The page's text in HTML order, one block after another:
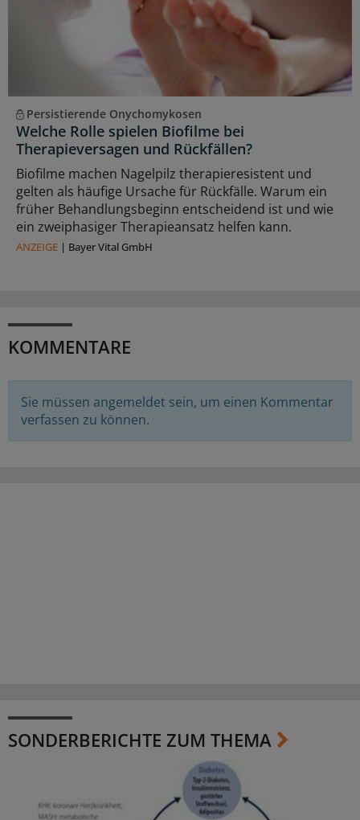
Persistierende Onychomykosen
Welche Rolle spielen Biofilme bei
Therapieversagen und Rückfällen?
Biofilme machen Nagelpilz therapieresistent und
gelten als häufige Ursache für Rückfälle. Warum ein
früher Behandlungsbeginn entscheidend ist und wie
ein zweiphasiger Therapieansatz helfen kann.
ANZEIGE | Bayer Vital GmbH
KOMMENTARE
Sie müssen angemeldet sein, um einen Kommentar
verfassen zu können.
SONDERBERICHTE ZUM THEMA